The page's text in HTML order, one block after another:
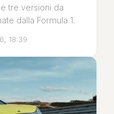
tre versioni da
dalla Formula 1.
18:39